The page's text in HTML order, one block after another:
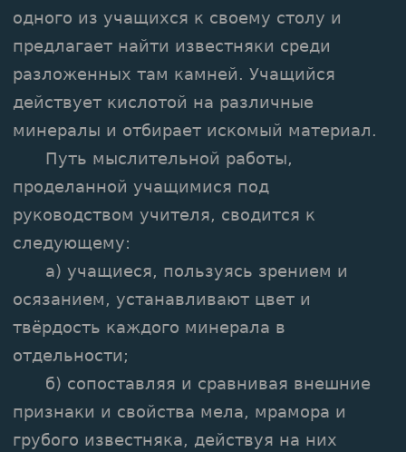
одного из учащихся к своему столу и
предлагает найти известняки среди
разложенных там камней. Учащийся
действует кислотой на различные
минералы и отбирает искомый материал.
Путь мыслительной работы,
проделанной учащимися под
руководством учителя, сводится к
следующему:
а) учащиеся, пользуясь зрением и
осязанием, устанавливают цвет и
твёрдость каждого минерала в
отдельности;
б) сопоставляя и сравнивая внешние
признаки и свойства мела, мрамора и
грубого известняка, действуя на них